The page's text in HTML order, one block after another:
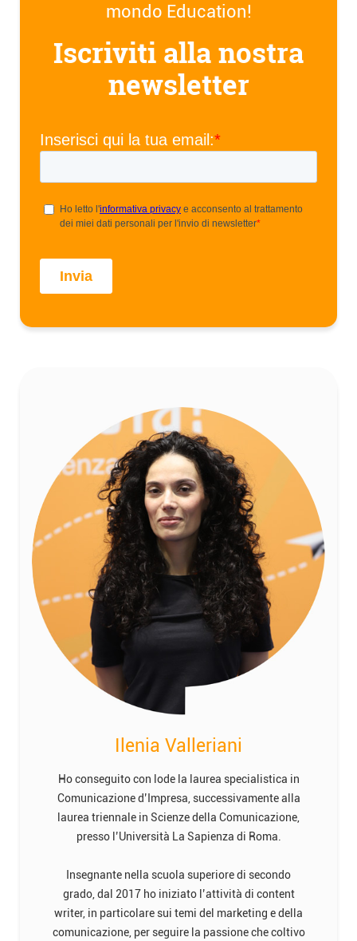
mondo Education!
Iscriviti alla nostra
newsletter
Ilenia Valleriani
Ho conseguito con lode la laurea specialistica in
Comunicazione d’Impresa, successivamente alla
laurea triennale in Scienze della Comunicazione,
presso l’Università La Sapienza di Roma.
Insegnante nella scuola superiore di secondo
grado, dal 2017 ho iniziato l’attività di content
writer, in particolare sui temi del marketing e della
comunicazione, per seguire la passione che coltivo